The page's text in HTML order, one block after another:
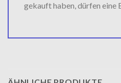
gekauft haben, dürfen eine